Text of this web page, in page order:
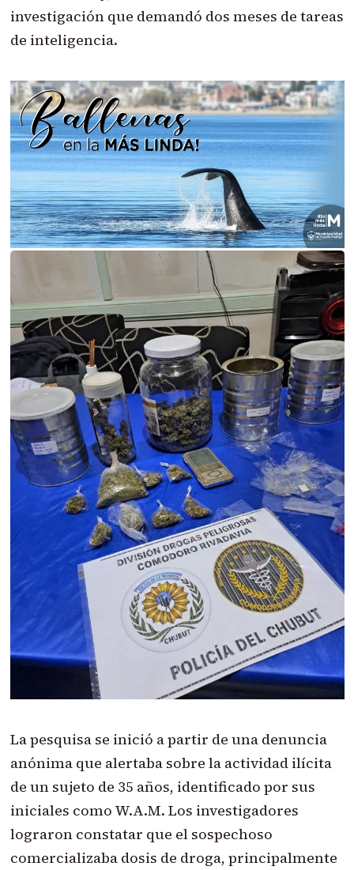
investigación que demandó dos meses de tareas
de inteligencia.
La pesquisa se inició a partir de una denuncia
anónima que alertaba sobre la actividad ilícita
de un sujeto de 35 años, identificado por sus
iniciales como W.A.M. Los investigadores
lograron constatar que el sospechoso
comercializaba dosis de droga, principalmente